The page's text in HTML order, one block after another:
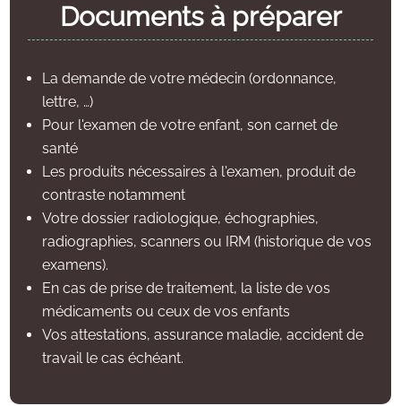
Documents à préparer
La demande de votre médecin (ordonnance,
lettre, …)
Pour l'examen de votre enfant, son carnet de
santé
Les produits nécessaires à l'examen, produit de
contraste notamment
Votre dossier radiologique, échographies,
radiographies, scanners ou IRM (historique de vos
examens).
En cas de prise de traitement, la liste de vos
médicaments ou ceux de vos enfants
Vos attestations, assurance maladie, accident de
travail le cas échéant.